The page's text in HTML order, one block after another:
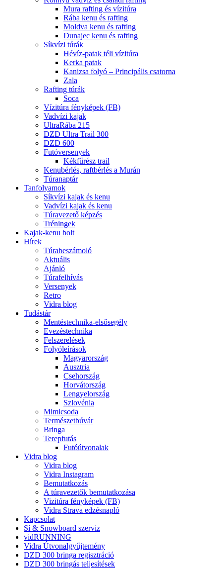
Mura rafting és vízitúra
Rába kenu és rafting
Moldva kenu és rafting
Dunajec kenu és rafting
Síkvízi túrák
Hévíz-patak téli vízitúra
Kerka patak
Kanizsa folyó – Principális csatorna
Zala
Rafting túrák
Soca
Vízitúra fényképek (FB)
Vadvízi kajak
UltraRába 215
DZD Ultra Trail 300
DZD 600
Futóversenyek
Kékfűrész trail
Kenubérlés, raftbérlés a Murán
Túranaptár
Tanfolyamok
Síkvízi kajak és kenu
Vadvízi kajak és kenu
Túravezető képzés
Tréningek
Kajak-kenu bolt
Hírek
Túrabeszámoló
Aktuális
Ajánló
Túrafelhívás
Versenyek
Retro
Vidra blog
Tudástár
Mentéstechnika-elsősegély
Evezéstechnika
Felszerelések
Folyóleírások
Magyarország
Ausztria
Csehország
Horvátország
Lengyelország
Szlovénia
Mimicsoda
Természetbúvár
Bringa
Terepfutás
Futóútvonalak
Vidra blog
Vidra blog
Vidra Instagram
Bemutatkozás
A túravezetők bemutatkozása
Vizitúra fényképek (FB)
Vidra Strava edzésnapló
Kapcsolat
Sí & Snowboard szerviz
vidRUNNING
Vidra Útvonalgyűjtemény
DZD 300 bringa regisztráció
DZD 300 bringás teljesítések